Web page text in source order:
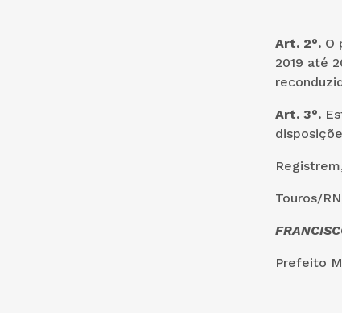
Art. 2°.O
2019 até
Art. 3°.
Touros/
Prefeito